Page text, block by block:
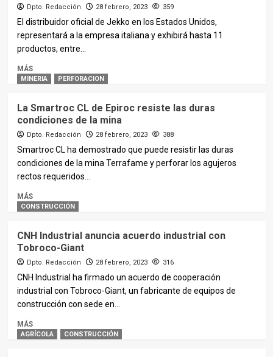
Dpto. Redacción 28 febrero, 2023 359
El distribuidor oficial de Jekko en los Estados Unidos,
representará a la empresa italiana y exhibirá hasta 11
productos, entre...
MÁS
MINERIA PERFORACION
La Smartroc CL de Epiroc resiste las duras
condiciones de la mina
Dpto. Redacción 28 febrero, 2023 388
Smartroc CL ha demostrado que puede resistir las duras
condiciones de la mina Terrafame y perforar los agujeros
rectos requeridos...
MÁS
CONSTRUCCIÓN
CNH Industrial anuncia acuerdo industrial con
Tobroco-Giant
Dpto. Redacción 28 febrero, 2023 316
CNH Industrial ha firmado un acuerdo de cooperación
industrial con Tobroco-Giant, un fabricante de equipos de
construcción con sede en...
MÁS
AGRÍCOLA CONSTRUCCIÓN